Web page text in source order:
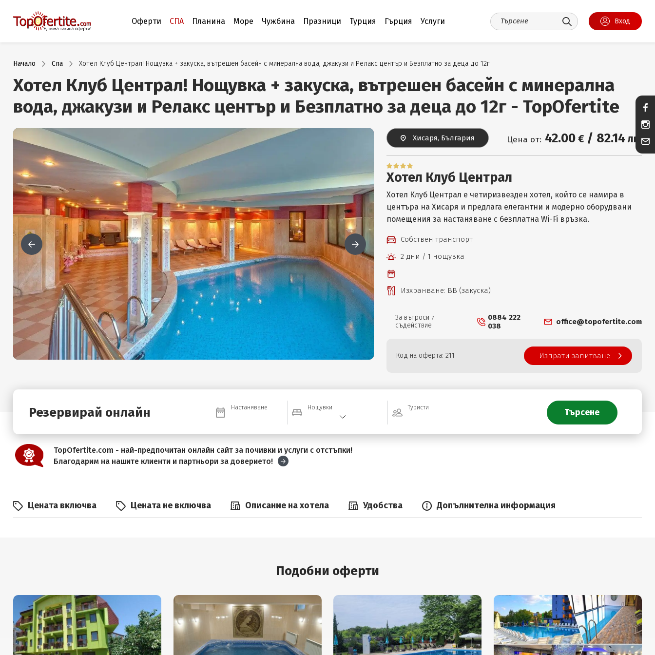
Оферти СПА Планина Море Чужбина Празници Турция Гърция Услуги Вход
Начало Спа Хотел Клуб Централ! Нощувка + закуска, вътрешен басейн с минерална вода, джакузи и Релакс център и Безплатно за деца до 12г
Хотел Клуб Централ! Нощувка + закуска, вътрешен басейн с минерална
вода, джакузи и Релакс център и Безплатно за деца до 12г - TopOfertite
Хисаря, България Цена от: 42.00€ / 82.14 лв.
Хотел Клуб Централ
Хотел Клуб Централ е четиризвезден хотел, който се намира в
центъра на Хисаря и предлага елегантни и модерно оборудвани
помещения за настаняване с безплатна Wi-Fi връзка.
Собствен транспорт
2 дни / 1 нощувка
Изхранване: ВВ (закуска)
За въпроси и
съдействие
0884 222
038
office@topofertite.com
Код на оферта: 211 Изпрати запитване
Резервирай онлайн Настаняване Нощувки Туристи
TopOfertite.com - най-предпочитан онлайн сайт за почивки и услуги с отстъпки!
Благодарим на нашите клиенти и партньори за доверието!
Цената включва Цената не включва Описание на хотела Удобства Допълнителна информация
Подобни оферти